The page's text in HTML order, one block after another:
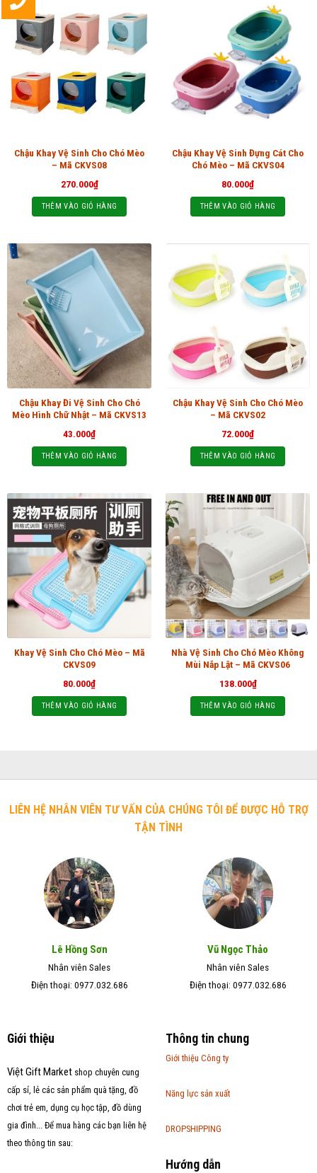
Chậu Khay Vệ Sinh Cho Chó Mèo
– Mã CKVS08
270.000₫
THÊM VÀO GIỎ HÀNG
Chậu Khay Vệ Sinh Đựng Cát Cho
Chó Mèo – Mã CKVS04
80.000₫
THÊM VÀO GIỎ HÀNG
Chậu Khay Đi Vệ Sinh Cho Chó
Mèo Hình Chữ Nhật – Mã CKVS13
43.000₫
THÊM VÀO GIỎ HÀNG
Chậu Khay Vệ Sinh Cho Chó Mèo
– Mã CKVS02
72.000₫
THÊM VÀO GIỎ HÀNG
Khay Vệ Sinh Cho Chó Mèo – Mã
CKVS09
80.000₫
THÊM VÀO GIỎ HÀNG
Nhà Vệ Sinh Cho Chó Mèo Không
Mùi Nắp Lật – Mã CKVS06
138.000₫
THÊM VÀO GIỎ HÀNG
LIÊN HỆ NHÂN VIÊN TƯ VẤN CỦA CHÚNG TÔI ĐỂ ĐƯỢC HỖ TRỢ
TẬN TÌNH
Lê Hồng Sơn
Nhân viên Sales
Điện thoại: 0977.032.686
Vũ Ngọc Thảo
Nhân viên Sales
Điện thoại: 0977.032.686
Giới thiệu
Việt Gift Marketshop chuyên cung
cấp sỉ, lẻ các sản phẩm quà tặng, đồ
chơi trẻ em, dụng cụ học tập, đồ dùng
gia đình... Để mua hàng các bạn liên hệ
theo thông tin sau:
Thông tin chung
Giới thiệu Công ty
Năng lực sản xuất
DROPSHIPPING
Hướng dẫn